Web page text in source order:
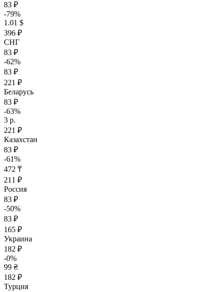
83 ₽
-79%
1.01 $
396 ₽
СНГ
83 ₽
-62%
83 ₽
221 ₽
Беларусь
83 ₽
-63%
3 р.
221 ₽
Казахстан
83 ₽
-61%
472 ₸
211 ₽
Россия
83 ₽
-50%
83 ₽
165 ₽
Украина
182 ₽
-0%
99 ₴
182 ₽
Турция